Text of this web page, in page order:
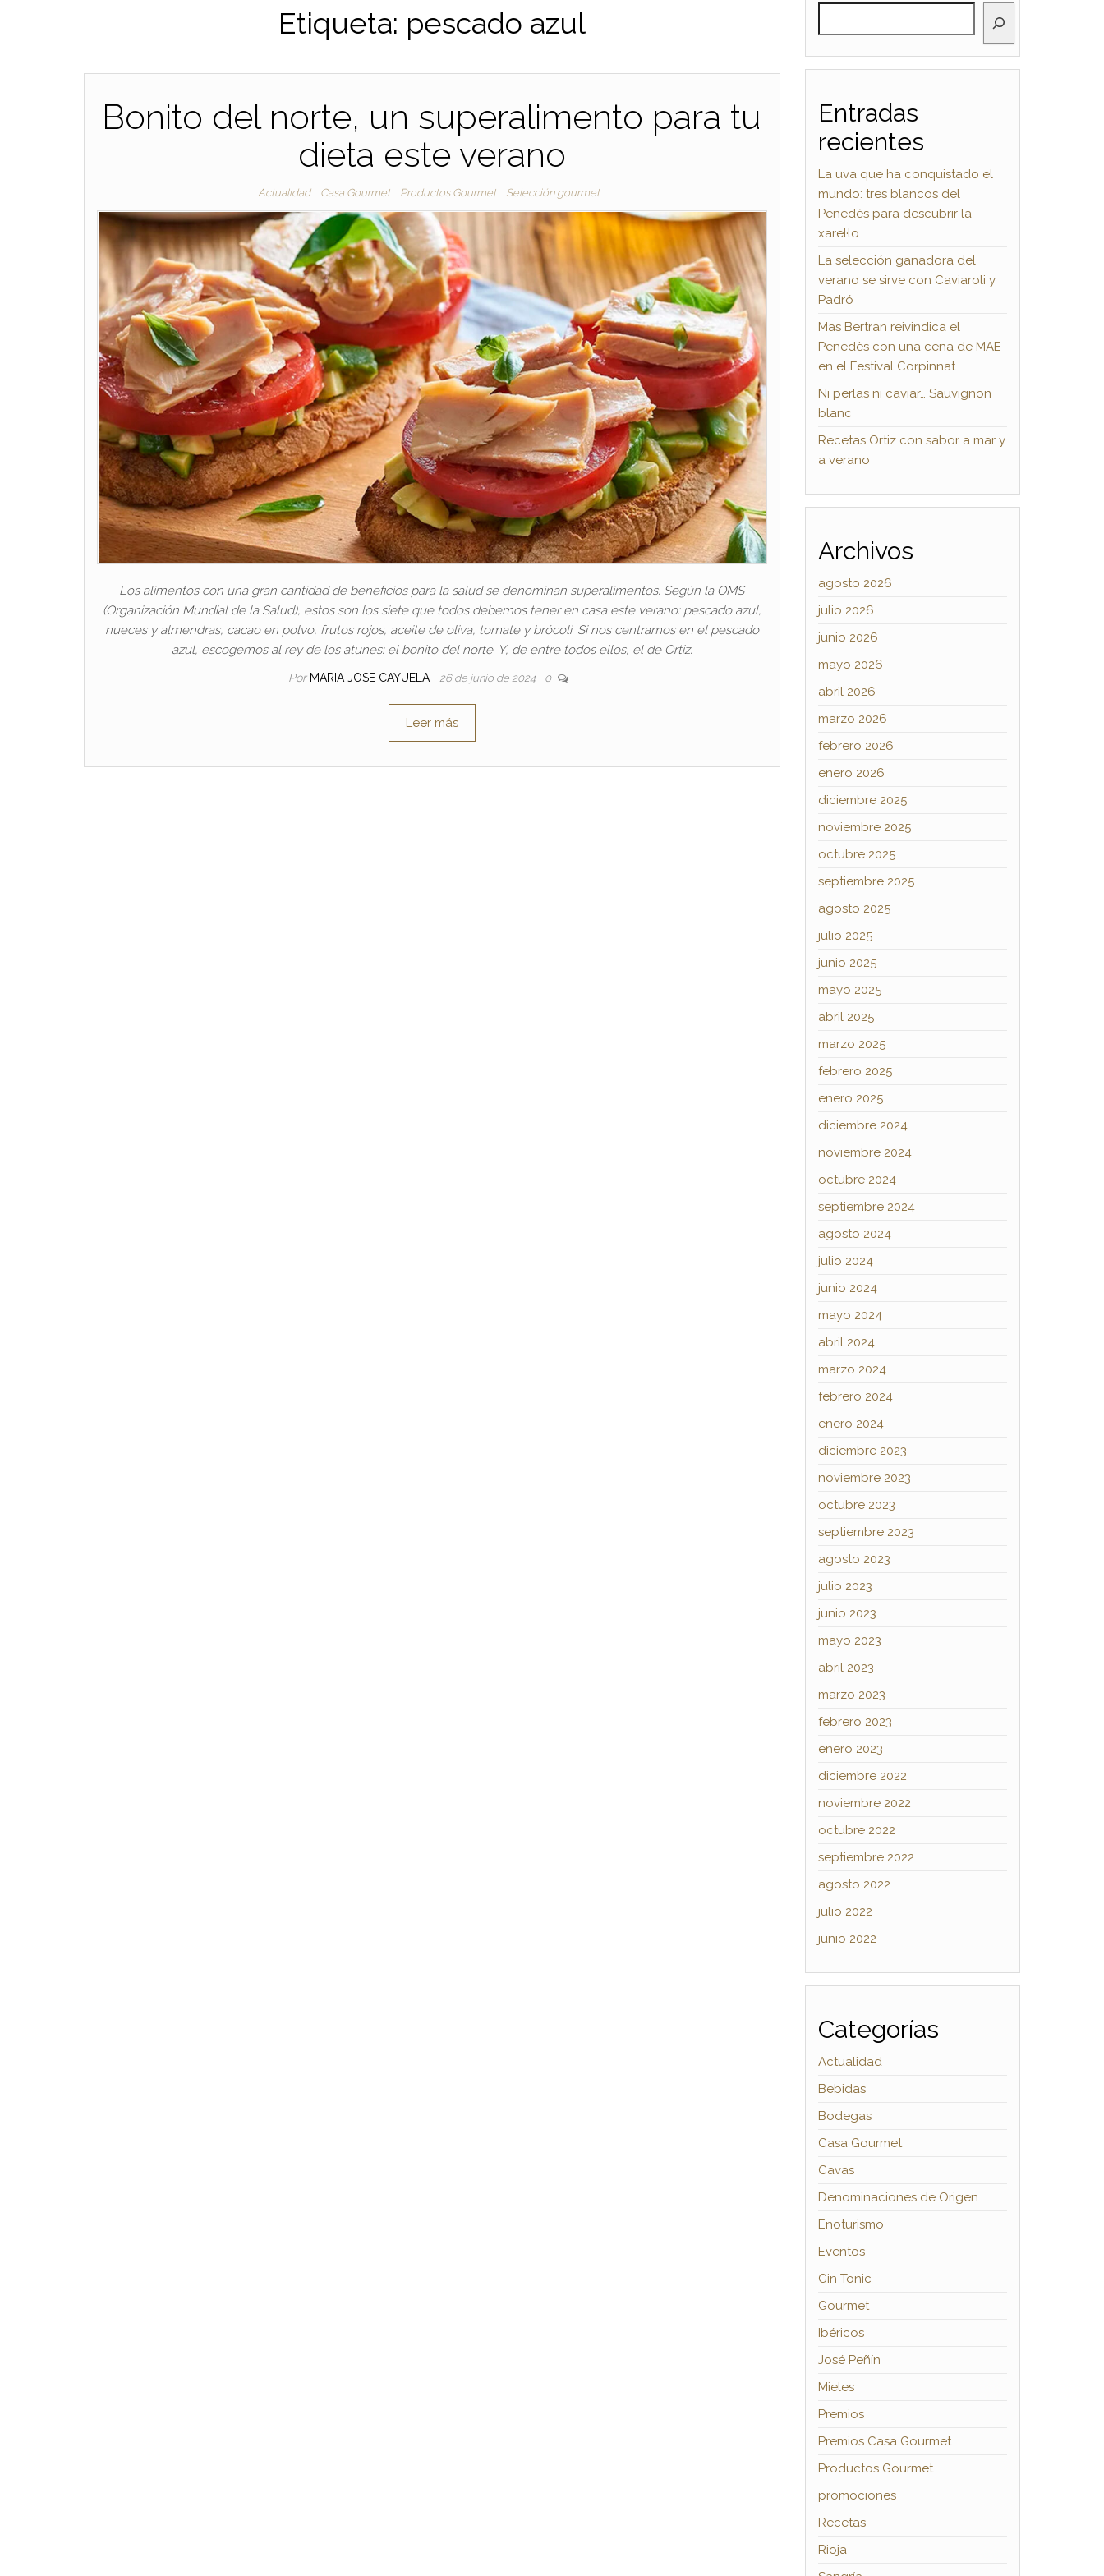
Etiqueta: pescado azul
Bonito del norte, un superalimento para tu
dieta este verano
Actualidad Casa Gourmet Productos Gourmet Selección gourmet
Los alimentos con una gran cantidad de beneficios para la salud se denominan superalimentos. Según la OMS
(Organización Mundial de la Salud), estos son los siete que todos debemos tener en casa este verano: pescado azul,
nueces y almendras, cacao en polvo, frutos rojos, aceite de oliva, tomate y brócoli. Si nos centramos en el pescado
azul, escogemos al rey de los atunes: el bonito del norte. Y, de entre todos ellos, el de Ortiz.
Por MARIA JOSE CAYUELA 26 de junio de 2024 0
Leer más
Entradas
recientes
La uva que ha conquistado el
mundo: tres blancos del
Penedès para descubrir la
xarel·lo
La selección ganadora del
verano se sirve con Caviaroli y
Padró
Mas Bertran reivindica el
Penedès con una cena de MAE
en el Festival Corpinnat
Ni perlas ni caviar… Sauvignon
blanc
Recetas Ortiz con sabor a mar y
a verano
Archivos
agosto 2026
julio 2026
junio 2026
mayo 2026
abril 2026
marzo 2026
febrero 2026
enero 2026
diciembre 2025
noviembre 2025
octubre 2025
septiembre 2025
agosto 2025
julio 2025
junio 2025
mayo 2025
abril 2025
marzo 2025
febrero 2025
enero 2025
diciembre 2024
noviembre 2024
octubre 2024
septiembre 2024
agosto 2024
julio 2024
junio 2024
mayo 2024
abril 2024
marzo 2024
febrero 2024
enero 2024
diciembre 2023
noviembre 2023
octubre 2023
septiembre 2023
agosto 2023
julio 2023
junio 2023
mayo 2023
abril 2023
marzo 2023
febrero 2023
enero 2023
diciembre 2022
noviembre 2022
octubre 2022
septiembre 2022
agosto 2022
julio 2022
junio 2022
Categorías
Actualidad
Bebidas
Bodegas
Casa Gourmet
Cavas
Denominaciones de Origen
Enoturismo
Eventos
Gin Tonic
Gourmet
Ibéricos
José Peñín
Mieles
Premios
Premios Casa Gourmet
Productos Gourmet
promociones
Recetas
Rioja